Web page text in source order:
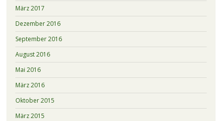
März 2017
Dezember 2016
September 2016
August 2016
Mai 2016
März 2016
Oktober 2015
März 2015